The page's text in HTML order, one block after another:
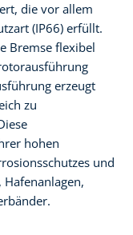
die vor allem
(IP66) erfüllt.
Bremse flexibel
erzeugt
zu
hohen
und